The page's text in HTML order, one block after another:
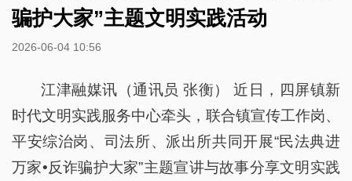
骗护大家”主题文明实践活动
2026-06-04 10:56
江津融媒讯（通讯员 张衡） 近日，四屏镇新
时代文明实践服务中心牵头，联合镇宣传工作岗、
平安综治岗、司法所、派出所共同开展“民法典进
万家•反诈骗护大家”主题宣讲与故事分享文明实践